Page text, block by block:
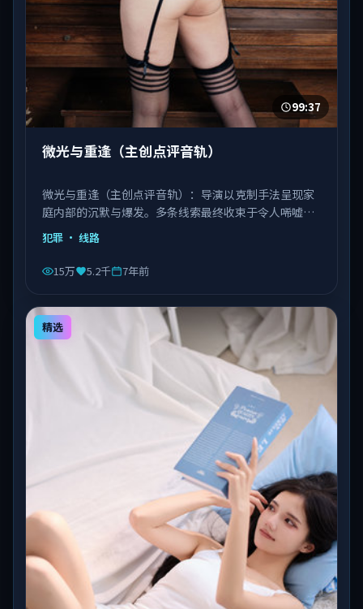
99:37
微光与重逢（主创点评音轨）
微光与重逢（主创点评音轨）：导演以克制手法呈现家
庭内部的沉默与爆发。多条线索最终收束于令人唏嘘的
结局。由徐克执导，刘德华、巩俐、宋康昊等主演，日
本出品，类型为犯罪。
犯罪 · 线路
15万 5.2千 7年前
精选